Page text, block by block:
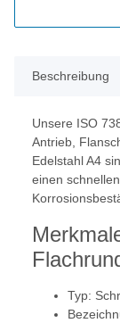
Beschreibung
Unsere ISO
Antrieb,
Edelstahl A4
einen
Typ: